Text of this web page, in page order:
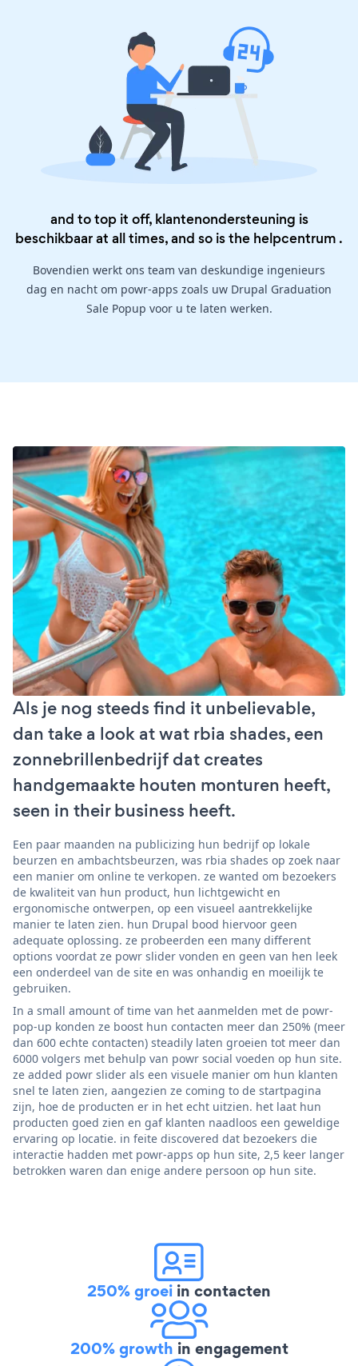
and to top it off, klantenondersteuning is
beschikbaar at all times, and so is the helpcentrum .
Bovendien werkt ons team van deskundige ingenieurs
dag en nacht om powr-apps zoals uw Drupal Graduation
Sale Popup voor u te laten werken.
Als je nog steeds find it unbelievable,
dan take a look at wat rbia shades, een
zonnebrillenbedrijf dat creates
handgemaakte houten monturen heeft,
seen in their business heeft.
Een paar maanden na publicizing hun bedrijf op lokale
beurzen en ambachtsbeurzen, was rbia shades op zoek naar
een manier om online te verkopen. ze wanted om bezoekers
de kwaliteit van hun product, hun lichtgewicht en
ergonomische ontwerpen, op een visueel aantrekkelijke
manier te laten zien. hun Drupal bood hiervoor geen
adequate oplossing. ze probeerden een many different
options voordat ze powr slider vonden en geen van hen leek
een onderdeel van de site en was onhandig en moeilijk te
gebruiken.
In a small amount of time van het aanmelden met de powr-
pop-up konden ze boost hun contacten meer dan 250% (meer
dan 600 echte contacten) steadily laten groeien tot meer dan
6000 volgers met behulp van powr social voeden op hun site.
ze added powr slider als een visuele manier om hun klanten
snel te laten zien, aangezien ze coming to de startpagina
zijn, hoe de producten er in het echt uitzien. het laat hun
producten goed zien en gaf klanten naadloos een geweldige
ervaring op locatie. in feite discovered dat bezoekers die
interactie hadden met powr-apps op hun site, 2,5 keer langer
betrokken waren dan enige andere persoon op hun site.
250% groei in contacten
200% growth in engagement